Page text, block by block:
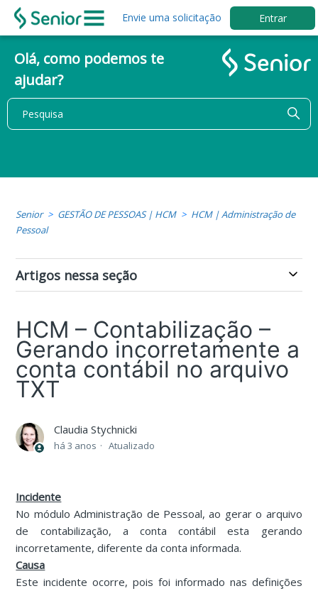
Envie uma solicitação Entrar
Olá, como podemos te
ajudar?
Senior GESTÃO DE PESSOAS | HCM
HCM | Administração de
Pessoal
Artigos nessa seção
HCM – Contabilização –
Gerando incorretamente a
conta contábil no arquivo
TXT
Claudia Stychnicki
há 3 anos Atualizado
Incidente
No módulo Administração de Pessoal, ao gerar o arquivo
de contabilização, a conta contábil esta gerando
incorretamente, diferente da conta informada.
Causa
Este incidente ocorre, pois foi informado nas definições